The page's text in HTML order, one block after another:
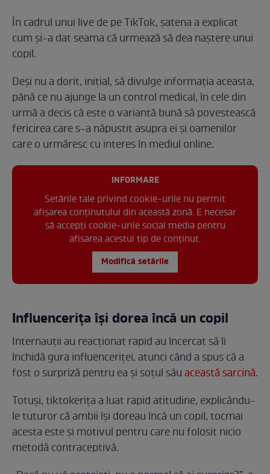
În cadrul unui live de pe TikTok, șatena a explicat
cum și-a dat seama că urmează să dea naștere unui
copil.
Deși nu a dorit, inițial, să divulge informația aceasta,
până ce nu ajunge la un control medical, în cele din
urmă a decis că este o variantă bună să povestească
fericirea care s-a năpustit asupra ei și oamenilor
care o urmăresc cu interes în mediul online.
INFORMARE
Setările tale privind cookie-urile nu permit
afișarea conținutului din această zonă. E necesar
să accepți cookie-urile social media pentru
afisarea acestui tip de conținut.
Modifică setările
Influencerița își dorea încă un copil
Internauții au reacționat rapid au încercat să îi
închidă gura influenceriței, atunci când a spus că a
fost o surpriză pentru ea și soțul săuaceastă sarcină.
Totuși, tiktokerița a luat rapid atitudine, explicându-
le tuturor că ambii își doreau încă un copil, tocmai
acesta este și motivul pentru care nu folosit nicio
metodă contraceptivă.